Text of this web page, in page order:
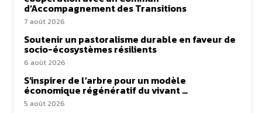
d’Accompagnement des Transitions
7 août 2026
Soutenir un pastoralisme durable en faveur de
socio-écosystèmes résilients
6 août 2026
S’inspirer de l’arbre pour un modèle
économique régénératif du vivant …
5 août 2026